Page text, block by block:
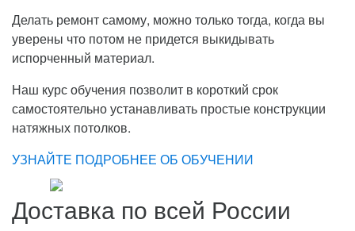
Делать ремонт самому, можно только тогда, когда вы
уверены что потом не придется выкидывать
испорченный материал.
Наш курс обучения позволит в короткий срок
самостоятельно устанавливать простые конструкции
натяжных потолков.
УЗНАЙТЕ ПОДРОБНЕЕ ОБ ОБУЧЕНИИ
Доставка по всей России